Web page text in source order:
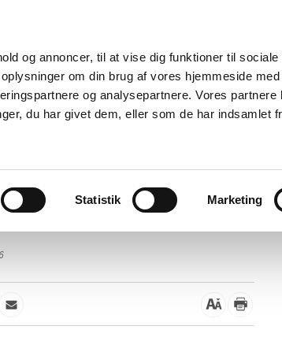
og annoncer, til at vise dig funktioner til sociale
om din brug af vores hjemmeside
og analysepartnere. Vores partnere
du har givet dem, eller som de har indsamlet
Statistik Marketing
Nyheder Om os Kontakt
Tilskud og
Apoteker og salg af